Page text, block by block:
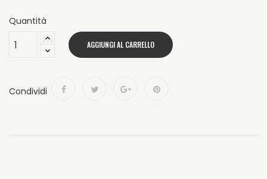
Quantità
AGGIUNGI AL CARRELLO
Condividi